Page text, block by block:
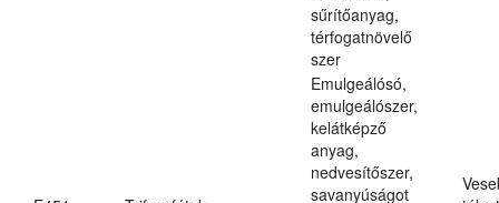
sűrítőanyag,
térfogatnövelő
szer
Emulgeálósó,
emulgeálószer,
kelátképző
anyag,
nedvesítőszer,
savanyúságot